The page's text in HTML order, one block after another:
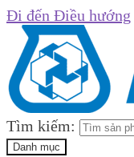
Đi đến Điều hướng
Tìm kiếm:
Danh mục